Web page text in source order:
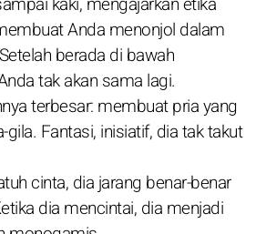
Anda menonjol dalam
berada di bawah
tak akan sama lagi.
terbesar: membuat pria yang
gila. Fantasi, inisiatif, dia tak takut
cinta, dia jarang benar-benar
dia mencintai, dia menjadi